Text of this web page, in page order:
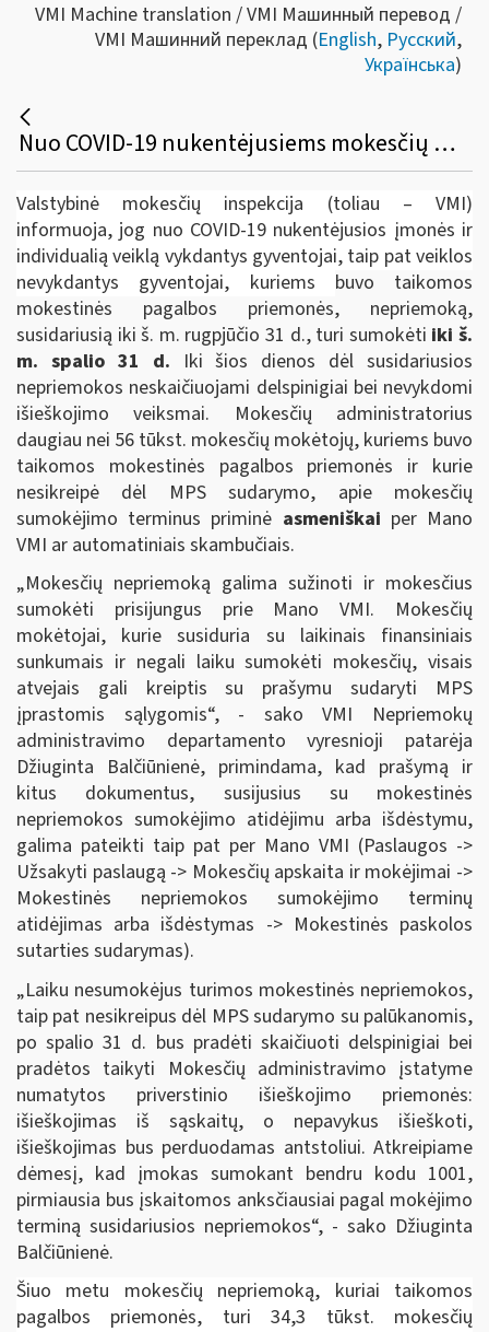
VMI Machine translation / VMI Машинный перевод /
VMI Машинний переклад (English, Русский,
Українська)
Nuo COVID-19 nukentėjusiems mokesčių mokėtojams - dar mėnuo nepriemokai be delspinigių sumokėti
Valstybinė mokesčių inspekcija (toliau – VMI)
informuoja, jog nuo COVID-19 nukentėjusios įmonės ir
individualią veiklą vykdantys gyventojai, taip pat veiklos
nevykdantys gyventojai, kuriems buvo taikomos
mokestinės pagalbos priemonės, nepriemoką,
susidariusią iki š. m. rugpjūčio 31 d., turi sumokėti iki š.
m. spalio 31 d. Iki šios dienos dėl susidariusios
nepriemokos neskaičiuojami delspinigiai bei nevykdomi
išieškojimo veiksmai. Mokesčių administratorius
daugiau nei 56 tūkst. mokesčių mokėtojų, kuriems buvo
taikomos mokestinės pagalbos priemonės ir kurie
nesikreipė dėl MPS sudarymo, apie mokesčių
sumokėjimo terminus priminė asmeniškai per Mano
VMI ar automatiniais skambučiais.
„Mokesčių nepriemoką galima sužinoti ir mokesčius
sumokėti prisijungus prie Mano VMI. Mokesčių
mokėtojai, kurie susiduria su laikinais finansiniais
sunkumais ir negali laiku sumokėti mokesčių, visais
atvejais gali kreiptis su prašymu sudaryti MPS
įprastomis sąlygomis“, - sako VMI Nepriemokų
administravimo departamento vyresnioji patarėja
Džiuginta Balčiūnienė, primindama, kad prašymą ir
kitus dokumentus, susijusius su mokestinės
nepriemokos sumokėjimo atidėjimu arba išdėstymu,
galima pateikti taip pat per Mano VMI (Paslaugos ->
Užsakyti paslaugą -> Mokesčių apskaita ir mokėjimai ->
Mokestinės nepriemokos sumokėjimo terminų
atidėjimas arba išdėstymas -> Mokestinės paskolos
sutarties sudarymas).
„Laiku nesumokėjus turimos mokestinės nepriemokos,
taip pat nesikreipus dėl MPS sudarymo su palūkanomis,
po spalio 31 d. bus pradėti skaičiuoti delspinigiai bei
pradėtos taikyti Mokesčių administravimo įstatyme
numatytos priverstinio išieškojimo priemonės:
išieškojimas iš sąskaitų, o nepavykus išieškoti,
išieškojimas bus perduodamas antstoliui. Atkreipiame
dėmesį, kad įmokas sumokant bendru kodu 1001,
pirmiausia bus įskaitomos anksčiausiai pagal mokėjimo
terminą susidariusios nepriemokos“, - sako Džiuginta
Balčiūnienė.
Šiuo metu mokesčių nepriemoką, kuriai taikomos
pagalbos priemonės, turi 34,3 tūkst. mokesčių